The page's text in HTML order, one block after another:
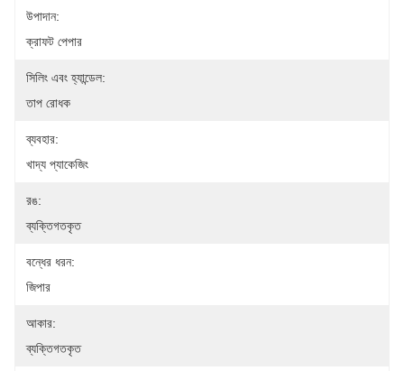
উপাদান:
ক্রাফট পেপার
সিলিং এবং হ্যান্ডেল:
তাপ রোধক
ব্যবহার:
খাদ্য প্যাকেজিং
রঙ:
ব্যক্তিগতকৃত
বন্ধের ধরন:
জিপার
আকার:
ব্যক্তিগতকৃত